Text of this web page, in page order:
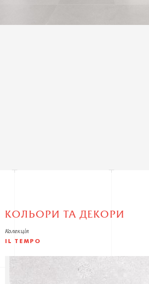
КОЛЬОРИ ТА ДЕКОРИ
Колекція
IL TEMPO